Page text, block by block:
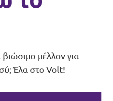
βιώσιμο μέλλον για
Έλα στο Volt!